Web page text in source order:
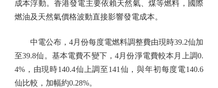
成本浮動。香港發電主要依賴天然氣、煤等燃料，國際
燃油及天然氣價格波動直接影響發電成本。
中電公布，4月份每度電燃料調整費由現時39.2仙加
至39.8仙。基本電費不變下，4月份淨電費較本月上調0.
4%，由現時140.4仙上調至141仙，與年初每度電140.6
仙比較，加幅約0.28%。